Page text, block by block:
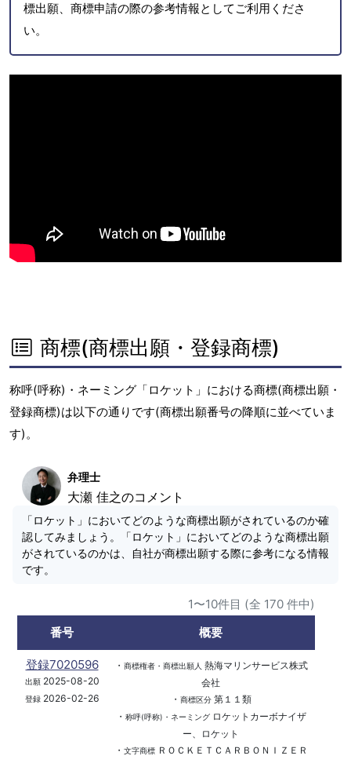
標出願、商標申請の際の参考情報としてご利用くださ
い。
商標(商標出願・登録商標)
称呼(呼称)・ネーミング「ロケット」における商標(商標出願・
登録商標)は以下の通りです(商標出願番号の降順に並べていま
す)。
弁理士
大瀬 佳之のコメント
「ロケット」においてどのような商標出願がされているのか確
認してみましょう。「ロケット」においてどのような商標出願
がされているのかは、自社が商標出願する際に参考になる情報
です。
1〜10件目 (全 170 件中)
番号
概要
登録7020596
出願2025-08-20
登録2026-02-26
・ 商標権者・商標出願人 熱海マリンサービス株式
会社
・ 商標区分第１１類
・ 称呼(呼称)・ネーミングロケットカーボナイザ
ー、ロケット
・ 文字商標ＲＯＣＫＥＴＣＡＲＢＯＮＩＺＥＲ